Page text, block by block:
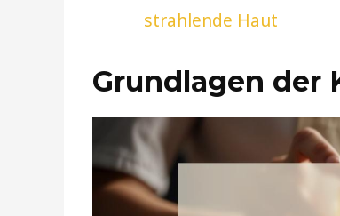
strahlende Haut
Grundlagen der